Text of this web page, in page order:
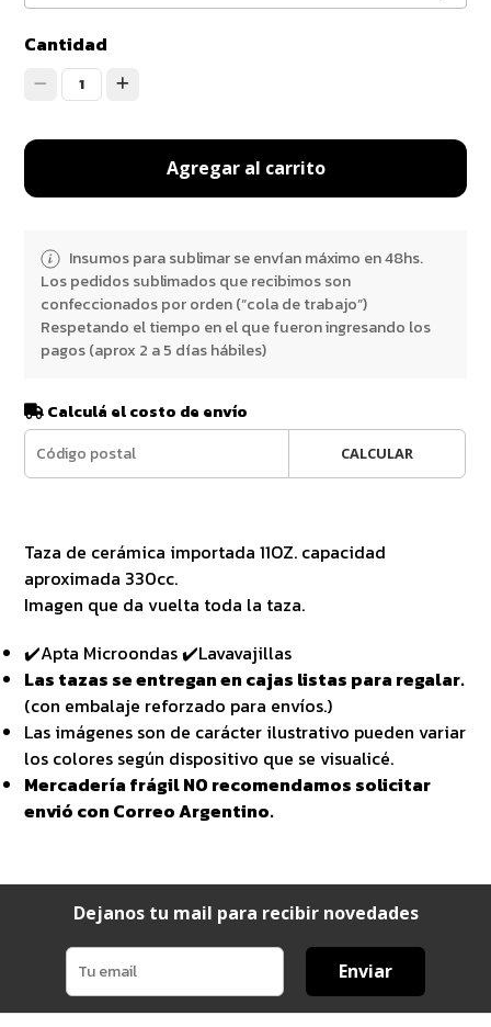
Cantidad
1
Agregar al carrito
Insumos para sublimar se envían máximo en 48hs.
Los pedidos sublimados que recibimos son
confeccionados por orden (“cola de trabajo”)
Respetando el tiempo en el que fueron ingresando los
pagos (aprox 2 a 5 días hábiles)
Calculá el costo de envío
CALCULAR
Taza de cerámica importada 11OZ. capacidad
aproximada 330cc.
Imagen que da vuelta toda la taza.
✔️Apta Microondas ✔️Lavavajillas
Las tazas se entregan en cajas listas para regalar.
(con embalaje reforzado para envíos.)
Las imágenes son de carácter ilustrativo pueden variar
los colores según dispositivo que se visualicé.
Mercadería frágil NO recomendamos solicitar
envió con Correo Argentino.
Dejanos tu mail para recibir novedades
Enviar